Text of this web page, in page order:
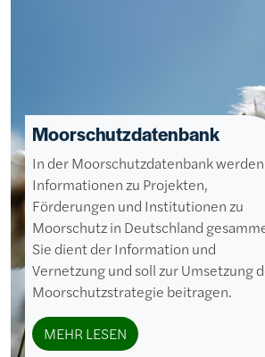
Moorschutzdatenbank
In der Moorschutzdatenbank werden
Informationen zu Projekten,
Förderungen und Institutionen zu
Moorschutz in Deutschland
Sie dient der Information und
Vernetzung und soll zur Umsetzung
Moorschutzstrategie beitragen.
MEHR LESEN